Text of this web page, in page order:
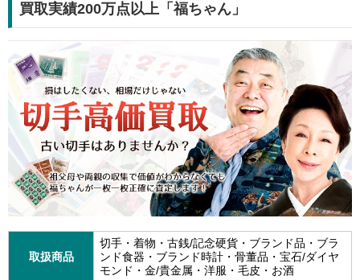
買取実績200万点以上「福ちゃん」
取扱商品
切手・着物・古銭/記念硬貨・ブランド品・ブラ
ンド食器・ブランド時計・骨董品・宝石/ダイヤ
モンド・金/貴金属・洋服・毛皮・お酒